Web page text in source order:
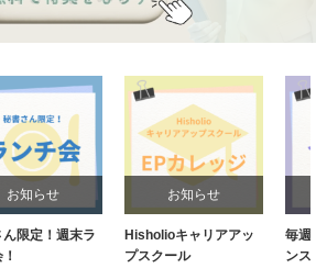
お知らせ
Hisholioキャリアアッ
プスクール
お知らせ
毎週水曜20:30～！イ
ンスタライブ